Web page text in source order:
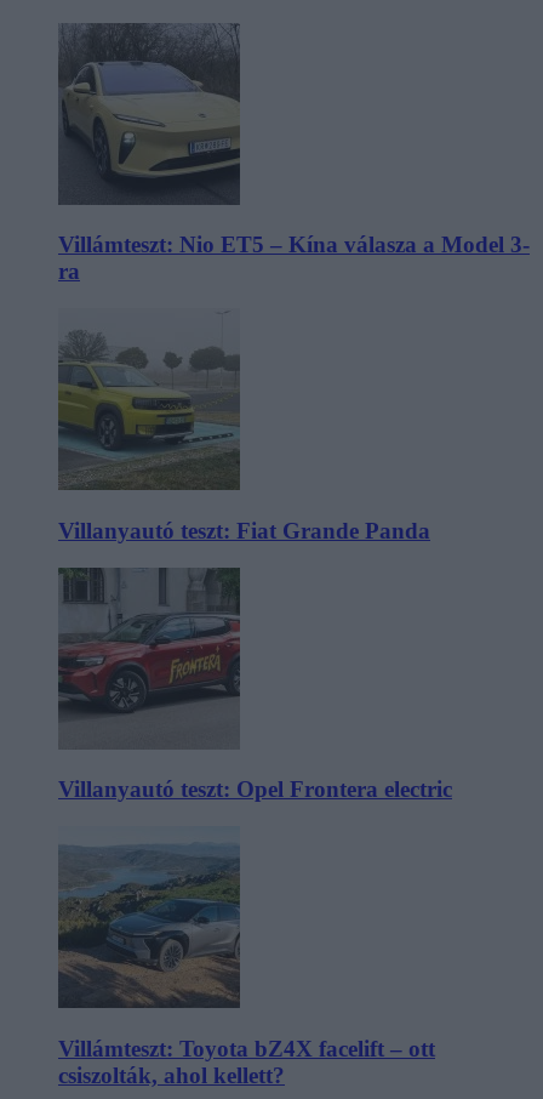
Villámteszt: Nio ET5 – Kína válasza a Model 3-
ra
Villanyautó teszt: Fiat Grande Panda
Villanyautó teszt: Opel Frontera electric
Villámteszt: Toyota bZ4X facelift – ott
csiszolták, ahol kellett?